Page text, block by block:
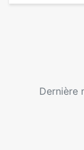
Dernière